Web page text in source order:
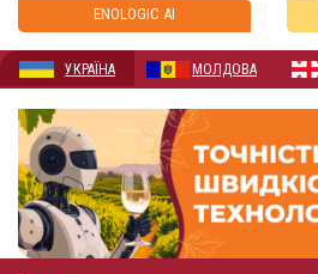
ENOLOGIC AI
УКРАЇНА МОЛДОВА